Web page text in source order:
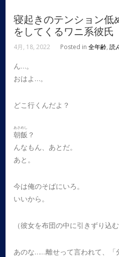
寝起きのテンション低
をしてくるワニ系彼氏
4月, 18, 2022 Posted in全年齢,読
ん…。
おはよ…。
どこ行くんだよ？
朝飯
あさめし
？
んなもん、あとだ。
あと。
今は俺のそばにいろ。
いいから。
（彼女を布団の中に引きずり込
あのな……離せって言われて、「